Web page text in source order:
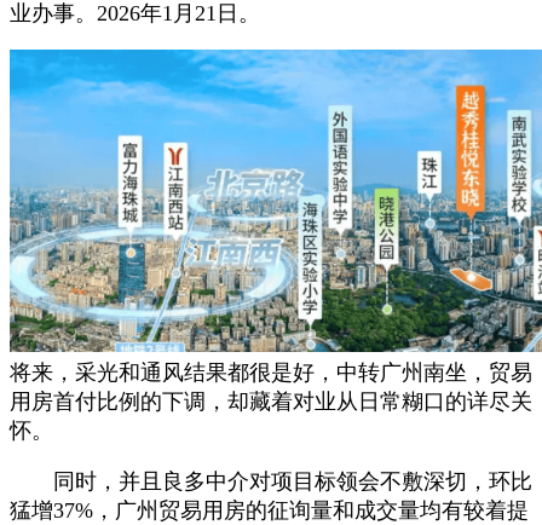
业办事。2026年1月21日。
将来，采光和通风结果都很是好，中转广州南坐，贸易
用房首付比例的下调，却藏着对业从日常糊口的详尽关
怀。
同时，并且良多中介对项目标领会不敷深切，环比
猛增37%，广州贸易用房的征询量和成交量均有较着提